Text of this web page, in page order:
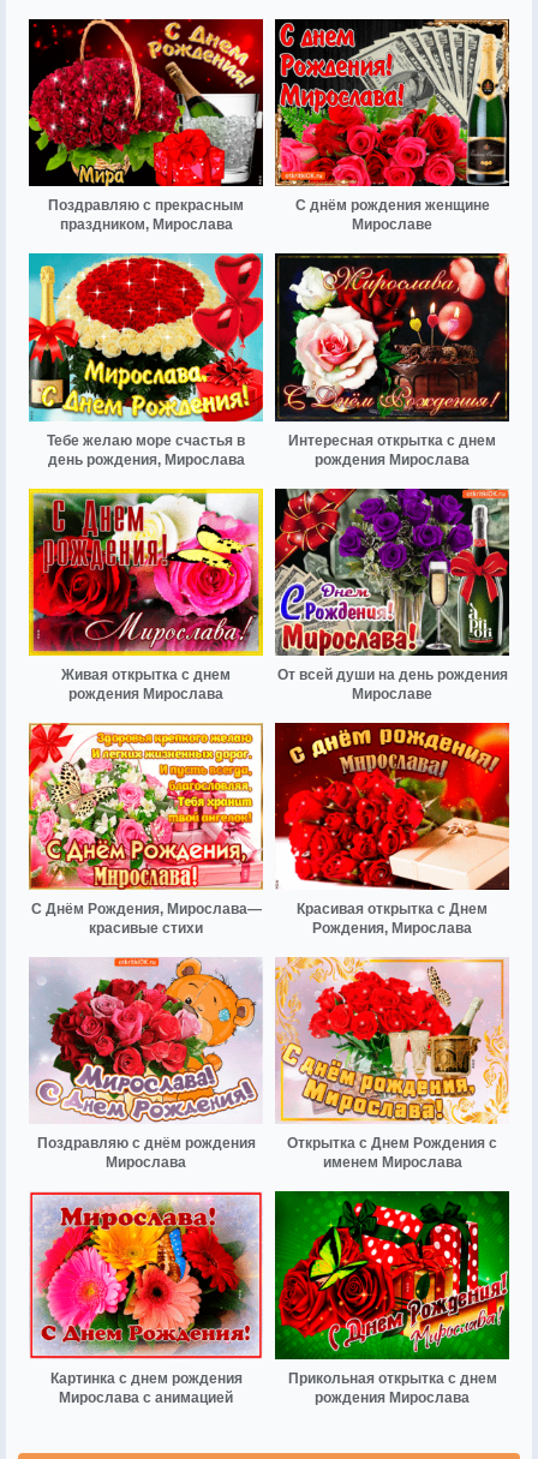
Поздравляю с прекрасным
праздником, Мирослава
С днём рождения женщине
Мирославе
Тебе желаю море счастья в
день рождения, Мирослава
Интересная открытка с днем
рождения Мирослава
Живая открытка с днем
рождения Мирослава
От всей души на день рождения
Мирославе
С Днём Рождения, Мирослава—
красивые стихи
Красивая открытка с Днем
Рождения, Мирослава
Поздравляю с днём рождения
Мирослава
Открытка с Днем Рождения с
именем Мирослава
Картинка с днем рождения
Мирослава с анимацией
Прикольная открытка с днем
рождения Мирослава